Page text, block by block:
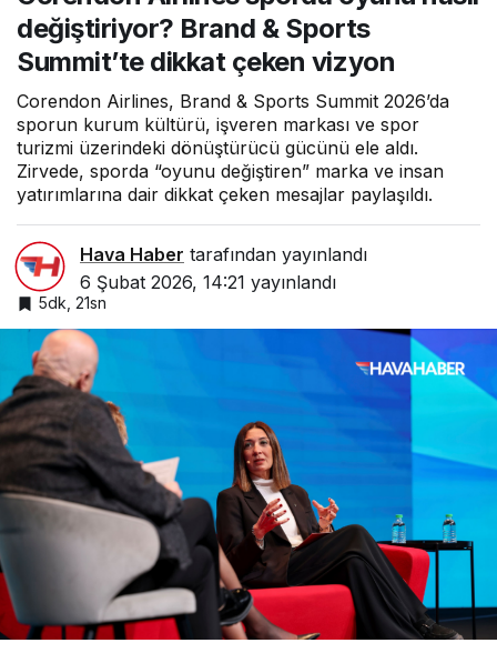
dikkat çeken vizyon
değiştiriyor? Brand & Sports
Summit’te dikkat çeken vizyon
Corendon Airlines, Brand & Sports Summit 2026’da
sporun kurum kültürü, işveren markası ve spor
turizmi üzerindeki dönüştürücü gücünü ele aldı.
Zirvede, sporda “oyunu değiştiren” marka ve insan
yatırımlarına dair dikkat çeken mesajlar paylaşıldı.
Hava Haber tarafından yayınlandı
6 Şubat 2026, 14:21 yayınlandı
5dk, 21sn